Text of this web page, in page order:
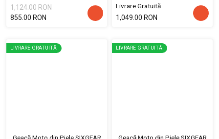
1,124.00 RON
855.00 RON
Livrare Gratuită
1,049.00 RON
LIVRARE GRATUITĂ LIVRARE GRATUITĂ